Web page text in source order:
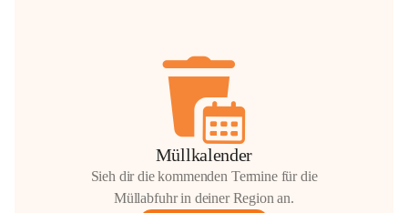
Müllkalender
Sieh dir die kommenden Termine für die
Müllabfuhr in deiner Region an.